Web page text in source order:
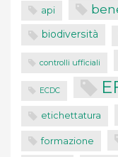
api
biodiversità
controlli ufficiali
ECDC
etichettatura
formazione